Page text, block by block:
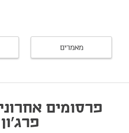
מאמרים
פרסומים
פרג'ון